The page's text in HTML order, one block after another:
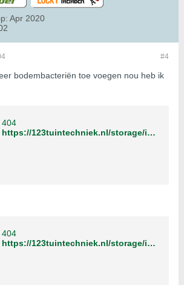
Apr 2020
#4
bodembacteriën toe voegen nou heb ik
404
https://123tuintechniek.nl/storage/images/Micromix_Soil-e1352768308215-thumb.png
404
https://123tuintechniek.nl/storage/images/mycor_mix-full.jpg